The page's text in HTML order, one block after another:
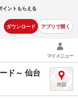
イントもらえる
ダウンロード アプリで開く
マイメニュー
ド～ 仙台